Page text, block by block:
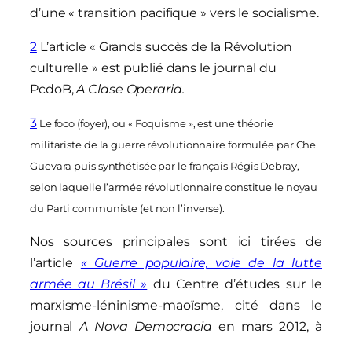
d’une « transition pacifique » vers le socialisme.
2L’article « Grands succès de la Révolution
culturelle » est publié dans le journal du
PcdoB,A Clase Operaria.
3Le foco (foyer), ou « Foquisme », est une théorie
militariste de la guerre révolutionnaire formulée par Che
Guevara puis synthétisée par le français Régis Debray,
selon laquelle l’armée révolutionnaire constitue le noyau
du Parti communiste (et non l’inverse).
Nos sources principales sont ici tirées de
l’article « Guerre populaire, voie de la lutte
armée au Brésil » du Centre d’études sur le
marxisme-léninisme-maoïsme, cité dans le
journalA Nova Democracia en mars 2012, à